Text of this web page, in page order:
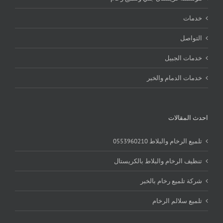
خدمات
التواصل
خدمات الجبيل
خدمات الدمام والخبر
احدث المقالات
تلميع الرخام والبلاط 0553960210
تنظيف الرخام والبلاط بالكريستال
شركة تلميع رخام بالخبر
تلميع سلالم الرخام